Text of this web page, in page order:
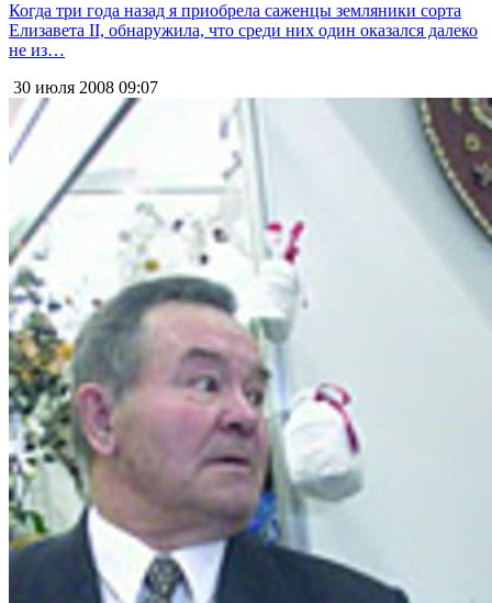
Когда три года назад я приобрела саженцы земляники сорта
Елизавета II, обнаружила, что среди них один оказался далеко
не из…
30 июля 2008 09:07